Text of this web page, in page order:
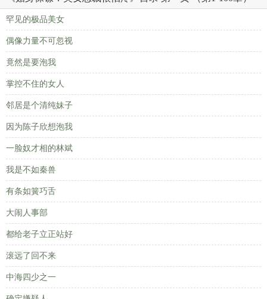
罕见的极品美女
偶像力量不可忽视
竟然是要泡我
掌控不住的女人
邻居是个清纯妹子
因为陈子欣想泡我
一脸奴才相的林斌
我是不如秦兽
有条如簧巧舌
大闹人事部
都给老子立正站好
滚远了回不来
中海四少之一